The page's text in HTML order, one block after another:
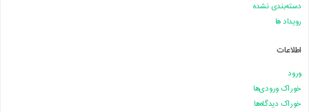
دسته‌بندی نشده
رویداد ها
اطلاعات
ورود
خوراک ورودی‌ها
خوراک دیدگاه‌ها